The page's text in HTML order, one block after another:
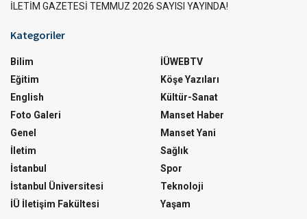
İLETİM GAZETESİ TEMMUZ 2026 SAYISI YAYINDA!
Kategoriler
Bilim
Eğitim
English
Foto Galeri
Genel
İletim
İstanbul
İstanbul Üniversitesi
İÜ İletişim Fakültesi
İÜWEBTV
Köşe Yazıları
Kültür-Sanat
Manset Haber
Manset Yani
Sağlık
Spor
Teknoloji
Yaşam